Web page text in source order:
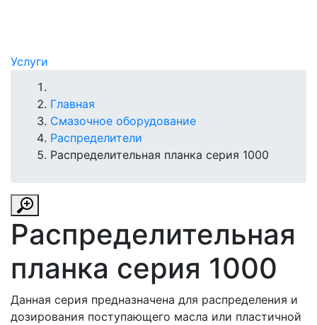
Услуги
Главная
Смазочное оборудование
Распределители
Распределительная планка серия 1000
Распределительная
планка серия 1000
Данная серия предназначена для распределения и
дозирования поступающего масла или пластичной